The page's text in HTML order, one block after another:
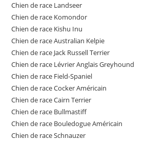
Chien de race Landseer
Chien de race Komondor
Chien de race Kishu Inu
Chien de race Australian Kelpie
Chien de race Jack Russell Terrier
Chien de race Lévrier Anglais Greyhound
Chien de race Field-Spaniel
Chien de race Cocker Américain
Chien de race Cairn Terrier
Chien de race Bullmastiff
Chien de race Bouledogue Américain
Chien de race Schnauzer